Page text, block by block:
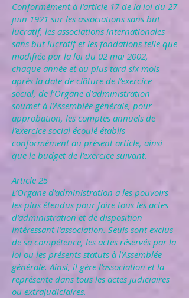
Conformément à l’article 17 de la loi du 27
juin 1921 sur les associations sans but
lucratif, les associations internationales
sans but lucratif et les fondations telle que
modifiée par la loi du 02 mai 2002,
chaque année et au plus tard six mois
après la date de clôture de l’exercice
social, de l’Organe d’administration
soumet à l’Assemblée générale, pour
approbation, les comptes annuels de
l’exercice social écoulé établis
conformément au présent article, ainsi
que le budget de l’exercice suivant.
Article 25
L’Organe d'administration a les pouvoirs
les plus étendus pour faire tous les actes
d’administration et de disposition
intéressant l’association. Seuls sont exclus
de sa compétence, les actes réservés par la
loi ou les présents statuts à l’Assemblée
générale. Ainsi, il gère l’association et la
représente dans tous les actes judiciaires
ou extrajudiciaires.